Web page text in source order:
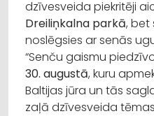
dzīvesveida piekritēji
Dreiliņkalna parkā, bet
noslēgsies ar senās
“Senču gaismu
30. augustā, kuru
Baltijas jūra un tās
zaļā dzīvesveida